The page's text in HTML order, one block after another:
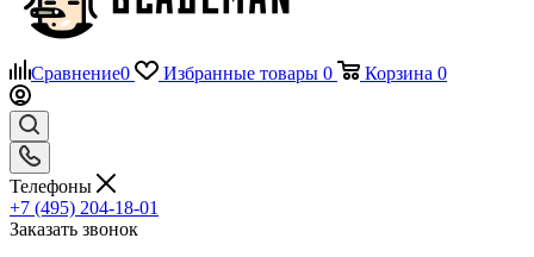
Сравнение0 Избранные товары 0 Корзина 0
Телефоны
+7 (495) 204-18-01
Заказать звонок